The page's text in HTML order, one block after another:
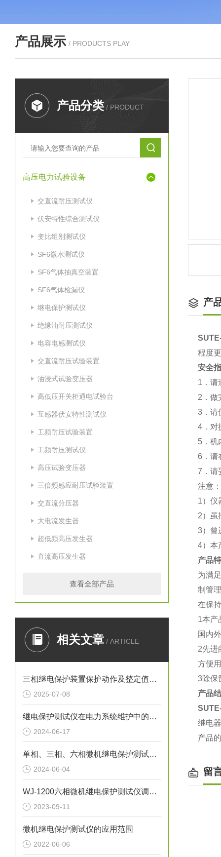
产品展示 / PRODUCTS PLAY
产品分类 / PRODUCT
高压电力试验设备
交直流耐压测试仪
伏安特性综合测试仪
变比组别测试仪
SF6微水测试仪
SF6气体抽真空装置
SF6气体检漏仪
继电保护测试仪
绝缘油耐压测试仪
电容电感测试仪
交直流耐压试验装置
油浸式试验变压器
高低压开关柜通电试验台
互感器伏安特性测试仪
工频耐压试验装置
工频耐压测试仪
高压试验变压器
三倍频感应耐压试验装置
交直流分压器
大电流发生器
超低频高压发生器
直流高压发生器
查看全部产品
相关文章 / ARTICLE
三相继电保护装置保护动作及整定值检验方法
2025-07-08
继电保护测试仪在电力系统维护中的重要性
2024-06-17
单相、三相、六相微机继电保护测试仪有什么区别
2024-06-04
WJ-1200六相微机继电保护测试仪调压脉宽试验方法
2023-09-11
微机继电保护测试仪的应用范围
2022-06-06
产
程度
安全
1．请
2．做
3．请
4．对
5．机
6．请
7．请
注意
1）仪
2）虽
3）曾
4）本
产品
为满
制管
在保
1本产
国内
2先进
方便
3除保
产品
继电
产品
留